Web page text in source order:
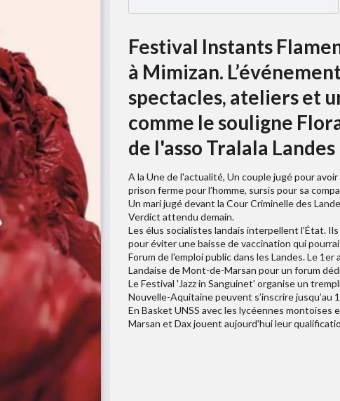
Festival Instants
à Mimizan.
spectacles, ateliers et
comme le souligne
de l'asso Tralala Landes
A la Une de l'actualité, Un couple jugé pour
prison ferme pour l’homme, sursis pour sa
Un mari jugé devant la Cour Criminelle des
Verdict attendu demain.
Les élus socialistes landais interpellent l’État.
pour éviter une baisse de vaccination qui
Forum de l'emploi public dans les Landes. Le
Landaise de Mont-de-Marsan pour un forum
Le Festival 'Jazz in Sanguinet' organise un
Nouvelle-Aquitaine peuvent s’inscrire jusqu’au
En Basket UNSS avec les lycéennes
Marsan et Dax jouent aujourd’hui leur